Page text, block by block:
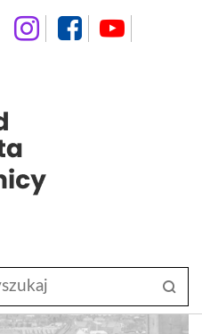
instagram
Wyszukaj
w
serwisie